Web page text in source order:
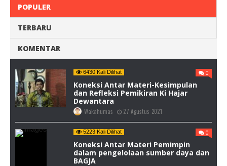
POPULER
TERBARU
KOMENTAR
6430 Kali Dilihat 0
Koneksi Antar Materi-Kesimpulan
dan Refleksi Pemikiran Ki Hajar
Dewantara
Wakahumas 27 Agustus 2021
5223 Kali Dilihat 0
Koneksi Antar Materi Pemimpin
dalam pengelolaan sumber daya dan
BAGJA